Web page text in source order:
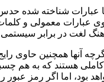
شناخته شده
عبارات معمولی و
لغت در برابر
آنها همچنین حاوی
هستند که به هم
طولانی یا هر عبارتی مانند 15